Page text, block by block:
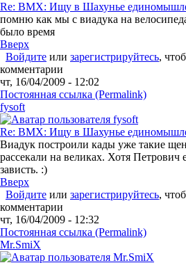
Re: BMX: Ищу в Шахунье
помню как мы с виадука на
было время
Вверх
Войдите или зарегистрируйтесь,
комментарии
чт, 16/04/2009 - 12:02
Постоянная ссылка (Permalink)
fysoft
Re: BMX: Ищу в Шахунье
Виадук построили кады уже такие
рассекали на великах. Хотя Петрович
зависть. :)
Вверх
Войдите или зарегистрируйтесь,
комментарии
чт, 16/04/2009 - 12:32
Постоянная ссылка (Permalink)
Mr.SmiX